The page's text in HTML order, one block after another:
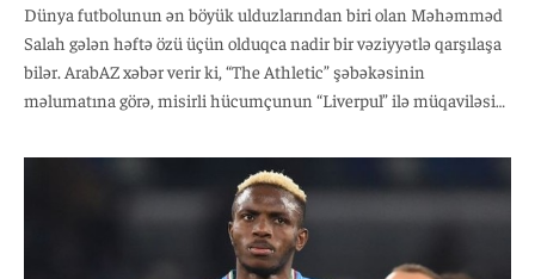
Dünya futbolunun ən böyük ulduzlarından biri olan Məhəmməd
Salah gələn həftə özü üçün olduqca nadir bir vəziyyətlə qarşılaşa
bilər. ArabAZ xəbər verir ki, “The Athletic” şəbəkəsinin
məlumatına görə, misirli hücumçunun “Liverpul” ilə müqaviləsi
olmadan 2026-cı il Dünya Çempionatının pley-off mərhələsində